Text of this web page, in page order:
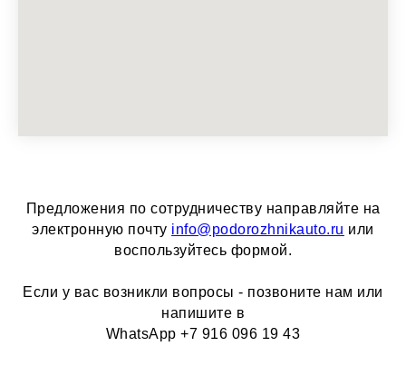
Предложения по сотрудничеству направляйте на
электронную почту info@podorozhnikauto.ru или
воспользуйтесь формой.
Если у вас возникли вопросы - позвоните нам или
напишите в
WhatsApp +7 916 096 19 43